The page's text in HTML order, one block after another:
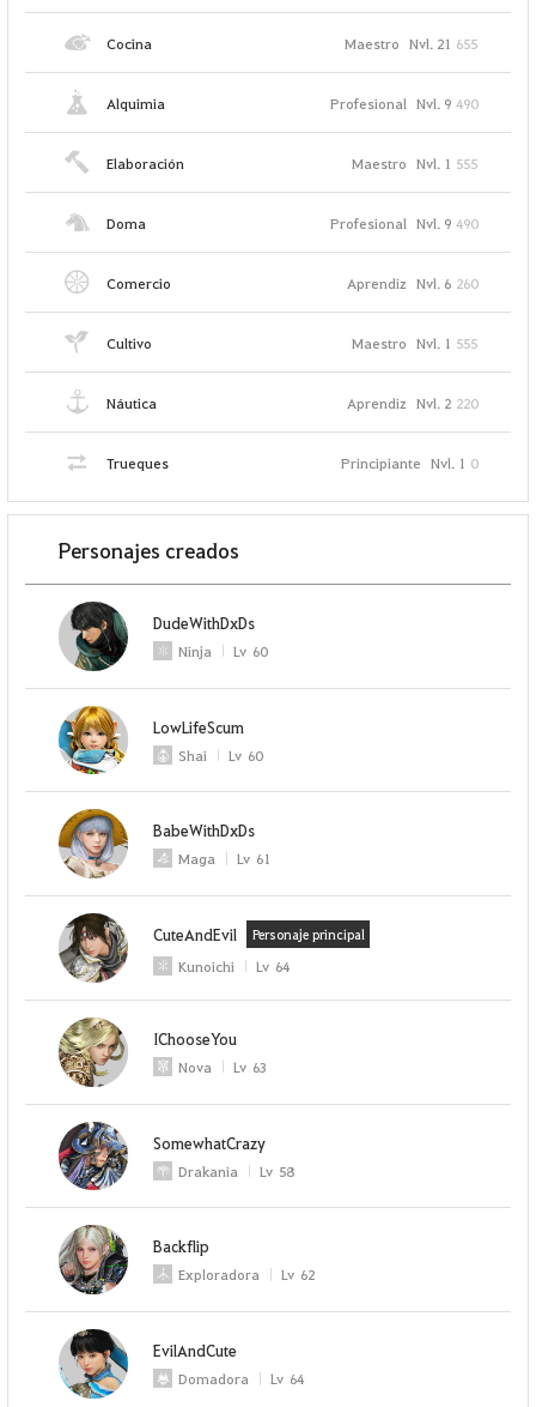
Cocina Maestro Nvl. 21 655
Alquimia Profesional Nvl. 9 490
Elaboración Maestro Nvl. 1 555
Doma Profesional Nvl. 9 490
Comercio Aprendiz Nvl. 6 260
Cultivo Maestro Nvl. 1 555
Náutica Aprendiz Nvl. 2 220
Trueques Principiante Nvl. 1 0
Personajes creados
DudeWithDxDs
Ninja Lv 60
LowLifeScum
Shai Lv 60
BabeWithDxDs
Maga Lv 61
CuteAndEvil Personaje principal
Kunoichi Lv 64
IChooseYou
Nova Lv 63
SomewhatCrazy
Drakania Lv 58
Backflip
Exploradora Lv 62
EvilAndCute
Domadora Lv 64